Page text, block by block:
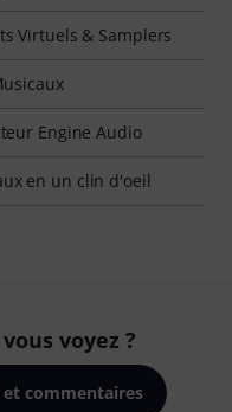
Virtuels & Samplers
Engine Audio
en un clin d'oeil
voyez ?
et commentaires